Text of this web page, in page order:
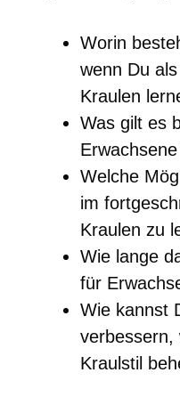
Worin
wenn Du
Kraulen
Was gilt es
Welche
im
Kraulen zu
Wie lange
für
Wie kannst
verbessern,
Kraulstil